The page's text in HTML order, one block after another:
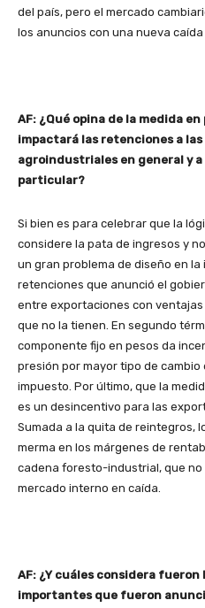
del país, pero el mercado
los anuncios con una nueva
AF: ¿Qué opina de la medida
impactará las retenciones a
agroindustriales en general y
particular?
Si bien es para celebrar que la
considere la pata de ingresos y
un gran problema de diseño en
retenciones que anunció el
entre exportaciones con
que no la tienen. En segundo
componente fijo en pesos da
presión por mayor tipo de
impuesto. Por último, que la
es un desincentivo para las
Sumada a la quita de reintegros,
merma en los márgenes de
cadena foresto-industrial, que
mercado interno en caída.
AF: ¿Y cuáles considera fueron
importantes que fueron